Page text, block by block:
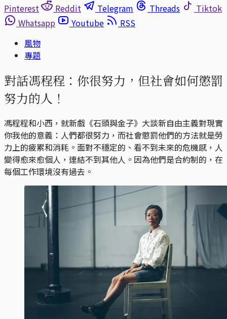
Pinterest
Reddit Telegram Threads
Tiktok
Whatsapp
Youtube
RSS
風物
專題
對話馮程程：你很努力，但社會如何懲罰
努力的人！
馮程程和小西，就新戲《石頭與金子》大談新自由主義對現實
你我他的意義：人們都很努力，而社會懲罰他們的方法就是勞
力上的疲累和消耗。面對不穩定的、看不到未來的危機感，人
變得愈來愈個人，連結不到其他人。因為他們是合約制的，在
每個工作環境沒有過去。